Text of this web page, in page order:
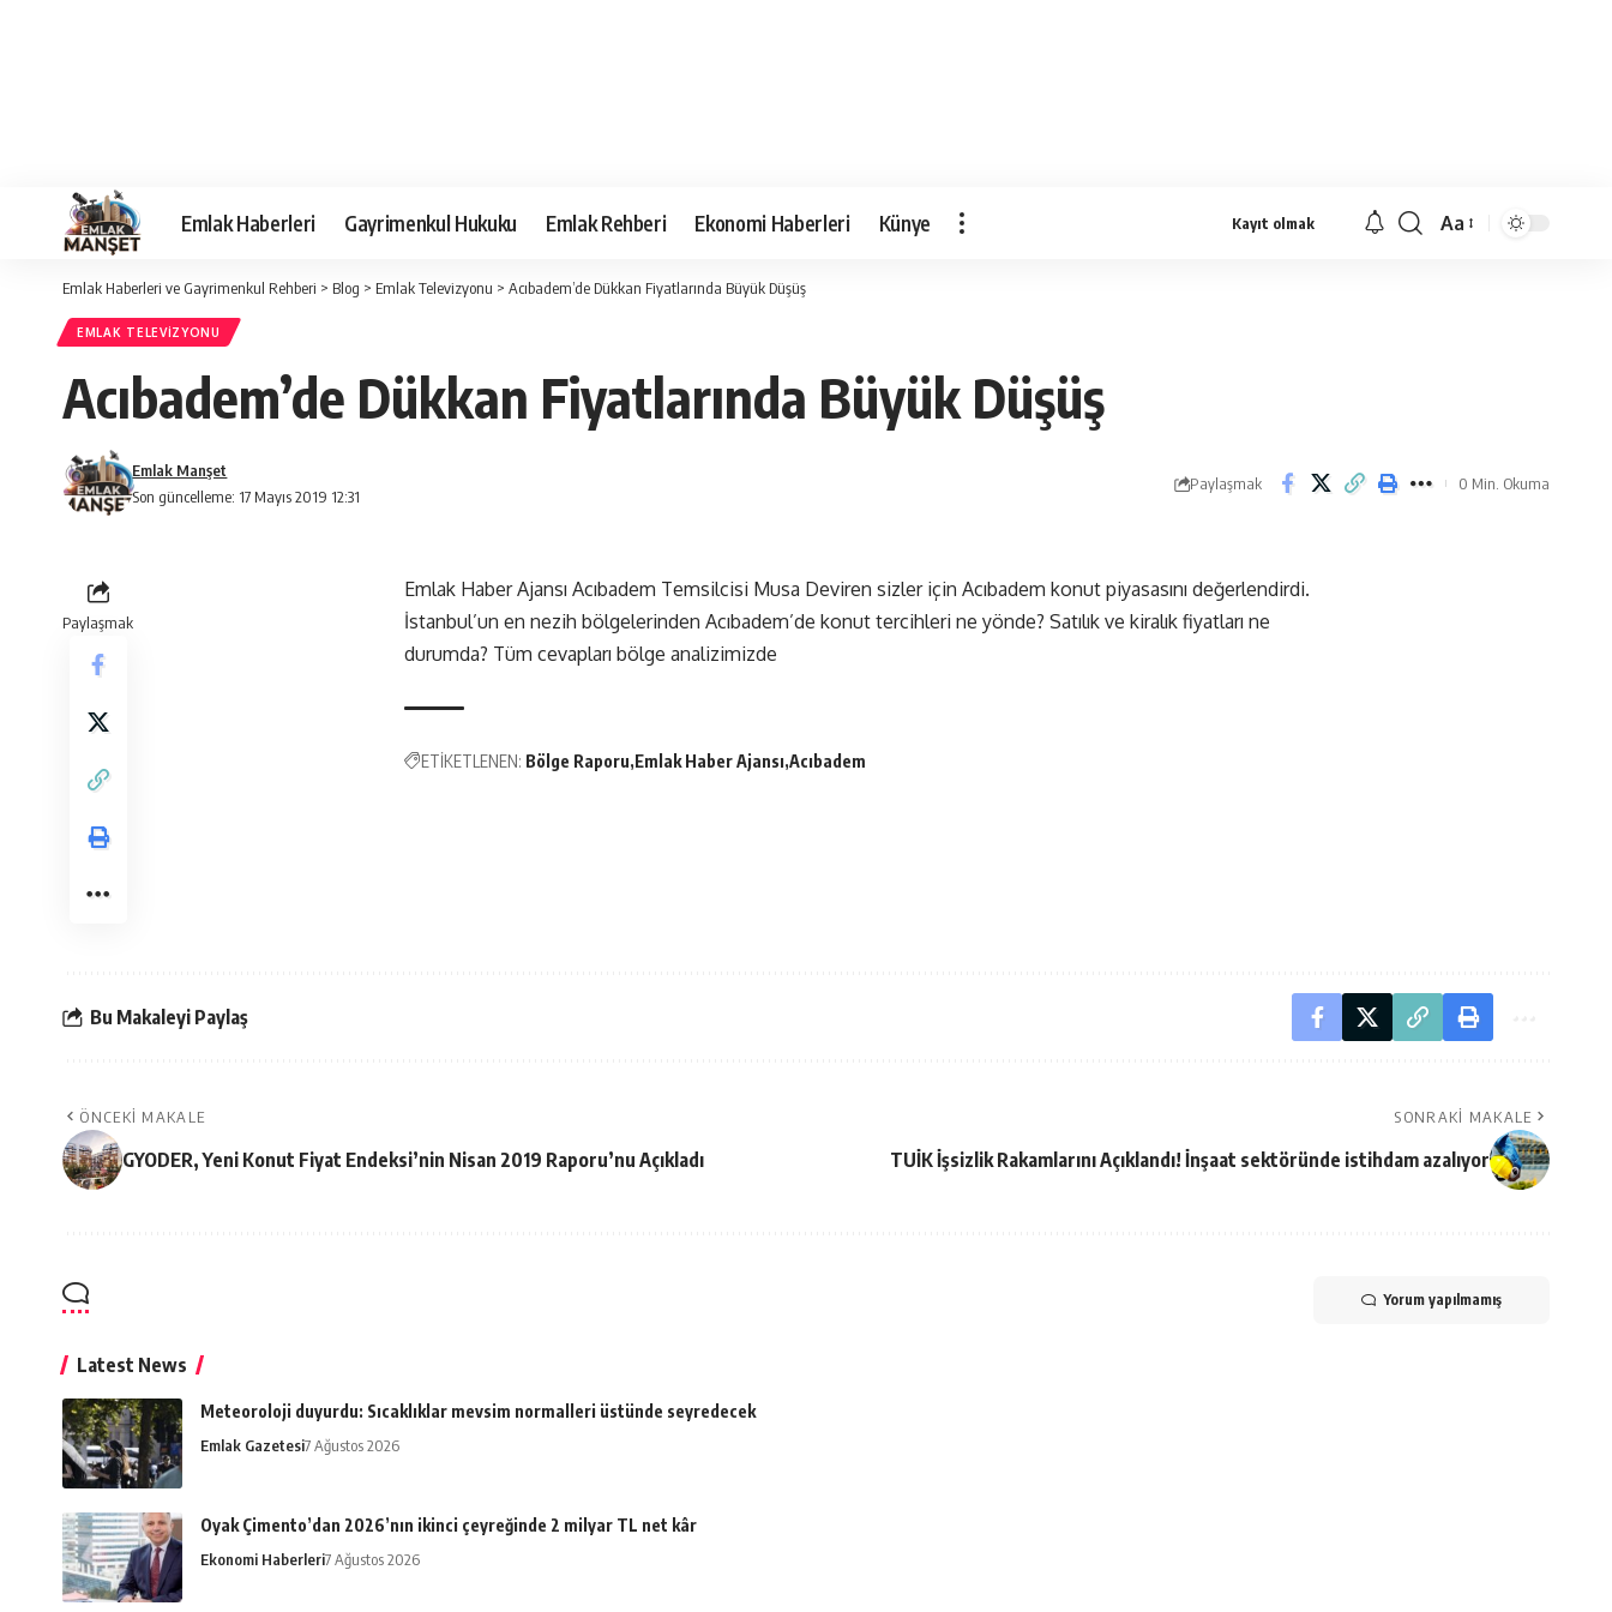
Emlak Haberleri Gayrimenkul Hukuku Emlak Rehberi Ekonomi Haberleri Künye Kayıt olmak
Yazı
Aa
Emlak Haberleri ve Gayrimenkul Rehberi > Blog > Emlak Televizyonu > Acıbadem’de Dükkan Fiyatlarında Büyük Düşüş
EMLAK TELEVIZYONU
Acıbadem’de Dükkan Fiyatlarında Büyük Düşüş
Son güncelleme: 17 Mayıs 2019 12:31
Emlak Manşet
Paylaşmak 0 Min. Okuma
Paylaşmak
Emlak Haber Ajansı Acıbadem Temsilcisi Musa Deviren sizler için Acıbadem konut piyasasını değerlendirdi.
İstanbul’un en nezih bölgelerinden Acıbadem’de konut tercihleri ne yönde? Satılık ve kiralık fiyatları ne
durumda? Tüm cevapları bölge analizimizde
ETİKETLENEN: Bölge Raporu Emlak Haber Ajansı Acıbadem
Bu Makaleyi Paylaş
ÖNCEKI MAKALE
GYODER, Yeni Konut Fiyat Endeksi’nin Nisan 2019 Raporu’nu Açıkladı
SONRAKI MAKALE
TUİK İşsizlik Rakamlarını Açıklandı! İnşaat sektöründe istihdam azalıyor
Yorum yapılmamış
Latest News
Meteoroloji duyurdu: Sıcaklıklar mevsim normalleri üstünde seyredecek
Emlak Gazetesi7 Ağustos 2026
Oyak Çimento’dan 2026’nın ikinci çeyreğinde 2 milyar TL net kâr
Ekonomi Haberleri7 Ağustos 2026